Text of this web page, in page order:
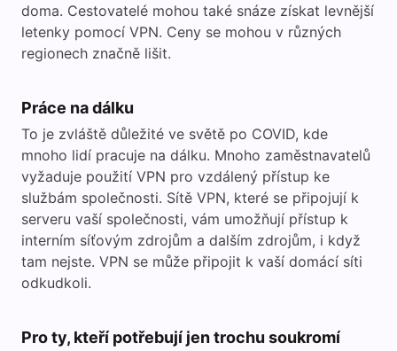
doma. Cestovatelé mohou také snáze získat levnější
letenky pomocí VPN. Ceny se mohou v různých
regionech značně lišit.
Práce na dálku
To je zvláště důležité ve světě po COVID, kde
mnoho lidí pracuje na dálku. Mnoho zaměstnavatelů
vyžaduje použití VPN pro vzdálený přístup ke
službám společnosti. Sítě VPN, které se připojují k
serveru vaší společnosti, vám umožňují přístup k
interním síťovým zdrojům a dalším zdrojům, i když
tam nejste. VPN se může připojit k vaší domácí síti
odkudkoli.
Pro ty, kteří potřebují jen trochu soukromí